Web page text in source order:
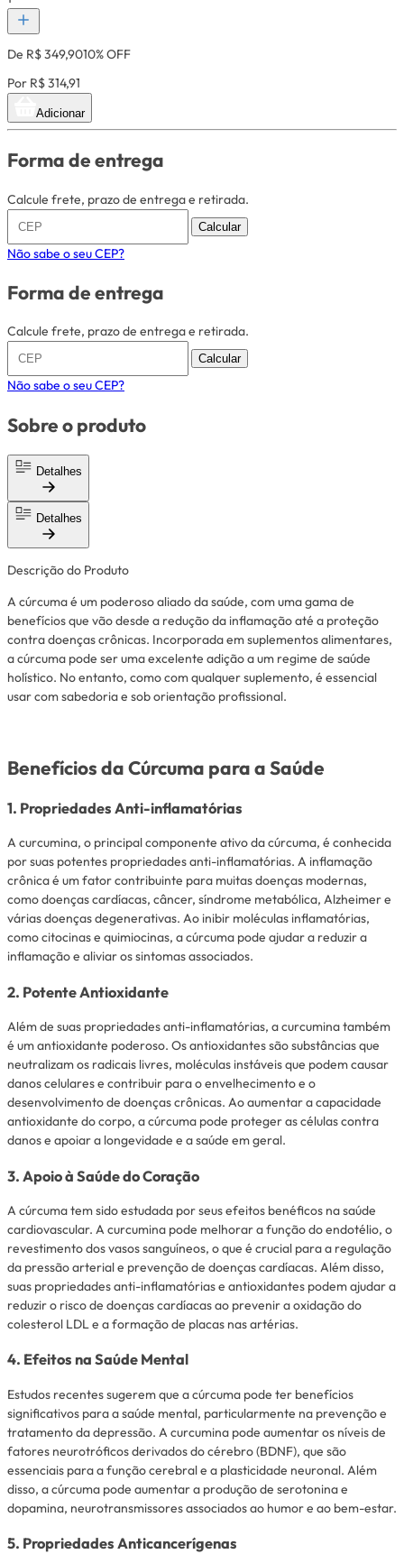
De R$ 349,9010% OFF
Por R$ 314,91
Adicionar
Forma de entrega
Calcule frete, prazo de entrega e retirada.
Calcular
Não sabe o seu CEP?
Forma de entrega
Calcule frete, prazo de entrega e retirada.
Calcular
Não sabe o seu CEP?
Sobre o produto
Detalhes
Detalhes
Descrição do Produto
A cúrcuma é um poderoso aliado da saúde, com uma gama de
benefícios que vão desde a redução da inflamação até a proteção
contra doenças crônicas. Incorporada em suplementos alimentares,
a cúrcuma pode ser uma excelente adição a um regime de saúde
holístico. No entanto, como com qualquer suplemento, é essencial
usar com sabedoria e sob orientação profissional.
Benefícios da Cúrcuma para a Saúde
1. Propriedades Anti-inflamatórias
A curcumina, o principal componente ativo da cúrcuma, é conhecida
por suas potentes propriedades anti-inflamatórias. A inflamação
crônica é um fator contribuinte para muitas doenças modernas,
como doenças cardíacas, câncer, síndrome metabólica, Alzheimer e
várias doenças degenerativas. Ao inibir moléculas inflamatórias,
como citocinas e quimiocinas, a cúrcuma pode ajudar a reduzir a
inflamação e aliviar os sintomas associados.
2. Potente Antioxidante
Além de suas propriedades anti-inflamatórias, a curcumina também
é um antioxidante poderoso. Os antioxidantes são substâncias que
neutralizam os radicais livres, moléculas instáveis que podem causar
danos celulares e contribuir para o envelhecimento e o
desenvolvimento de doenças crônicas. Ao aumentar a capacidade
antioxidante do corpo, a cúrcuma pode proteger as células contra
danos e apoiar a longevidade e a saúde em geral.
3. Apoio à Saúde do Coração
A cúrcuma tem sido estudada por seus efeitos benéficos na saúde
cardiovascular. A curcumina pode melhorar a função do endotélio, o
revestimento dos vasos sanguíneos, o que é crucial para a regulação
da pressão arterial e prevenção de doenças cardíacas. Além disso,
suas propriedades anti-inflamatórias e antioxidantes podem ajudar a
reduzir o risco de doenças cardíacas ao prevenir a oxidação do
colesterol LDL e a formação de placas nas artérias.
4. Efeitos na Saúde Mental
Estudos recentes sugerem que a cúrcuma pode ter benefícios
significativos para a saúde mental, particularmente na prevenção e
tratamento da depressão. A curcumina pode aumentar os níveis de
fatores neurotróficos derivados do cérebro (BDNF), que são
essenciais para a função cerebral e a plasticidade neuronal. Além
disso, a cúrcuma pode aumentar a produção de serotonina e
dopamina, neurotransmissores associados ao humor e ao bem-estar.
5. Propriedades Anticancerígenas